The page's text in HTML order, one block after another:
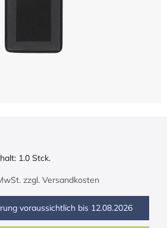
1.0 Stck.
zzgl. Versandkosten
voraussichtlich bis 12.08.2026